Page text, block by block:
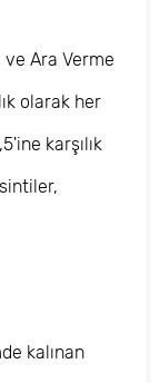
ve Ara Verme
olarak her
karşılık
kalınan